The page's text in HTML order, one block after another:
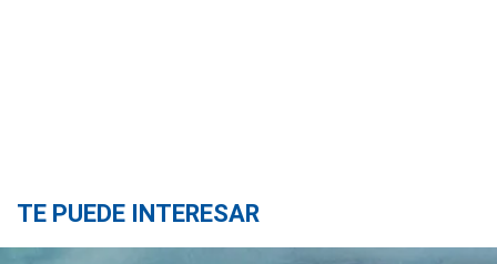
TE PUEDE INTERESAR